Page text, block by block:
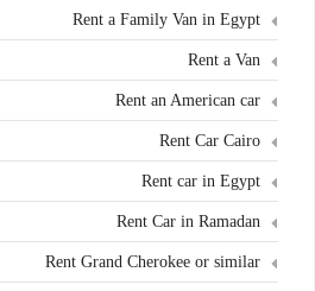
Rent a Family Van in Egypt
Rent a Van
Rent an American car
Rent Car Cairo
Rent car in Egypt
Rent Car in Ramadan
Rent Grand Cherokee or similar